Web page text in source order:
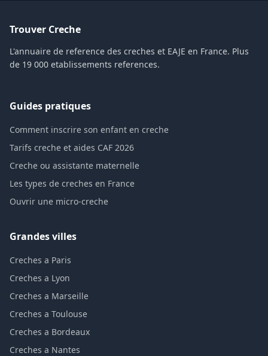
Trouver Creche
L'annuaire de reference des creches et EAJE en France. Plus
de 19 000 etablissements references.
Guides pratiques
Comment inscrire son enfant en creche
Tarifs creche et aides CAF 2026
Creche ou assistante maternelle
Les types de creches en France
Ouvrir une micro-creche
Grandes villes
Creches a Paris
Creches a Lyon
Creches a Marseille
Creches a Toulouse
Creches a Bordeaux
Creches a Nantes